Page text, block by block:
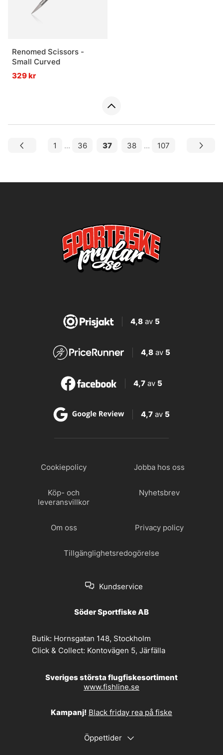
Renomed Scissors -
Small Curved
329 kr
1 ... 36 37 38 ... 107
4,8av 5
4,8 av 5
4,7 av 5
4,7 av 5
Cookiepolicy Jobba hos oss
Köp- och
leveransvillkor
Nyhetsbrev
Om oss Privacy policy
Tillgänglighetsredogörelse
Kundservice
Söder Sportfiske AB
Butik: Hornsgatan 148, Stockholm
Click & Collect: Kontovägen 5, Järfälla
Sveriges största flugfiskesortiment
www.fishline.se
Kampanj! Black friday rea på fiske
Öppettider